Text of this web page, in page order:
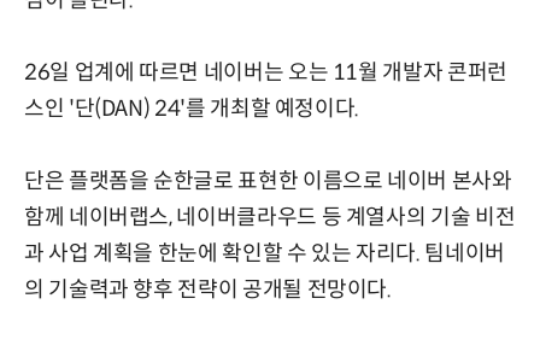
26일 업계에 따르면 네이버는 오는 11월 개발자 콘퍼런
스인 '단(DAN) 24'를 개최할 예정이다.
단은 플랫폼을 순한글로 표현한 이름으로 네이버 본사와
함께 네이버랩스, 네이버클라우드 등 계열사의 기술 비전
과 사업 계획을 한눈에 확인할 수 있는 자리다. 팀네이버
의 기술력과 향후 전략이 공개될 전망이다.